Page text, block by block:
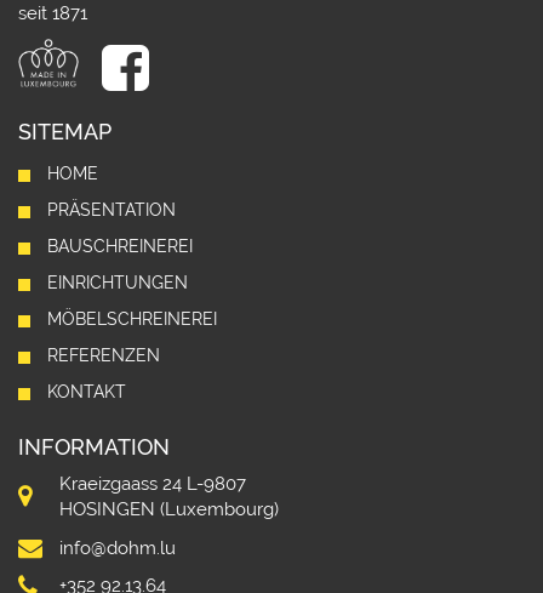
seit 1871
SITEMAP
HOME
PRÄSENTATION
BAUSCHREINEREI
EINRICHTUNGEN
MÖBELSCHREINEREI
REFERENZEN
KONTAKT
INFORMATION
Kraeizgaass 24 L-9807
HOSINGEN (Luxembourg)
info@dohm.lu
+352 92.13.64